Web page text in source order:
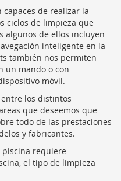
capaces de realizar la
ciclos de limpieza que
algunos de ellos incluyen
inteligente en la
también nos permiten
un mando o con
móvil.
los distintos
que deseemos que
todo de las prestaciones
y fabricantes.
requiere
el tipo de limpieza